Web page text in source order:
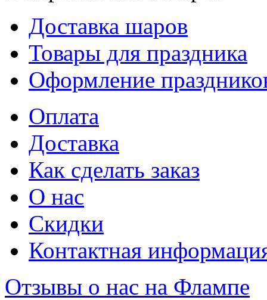
Доставка шаров
Товары для праздника
Оформление
Оплата
Доставка
Как сделать заказ
О нас
Скидки
Контактная
Отзывы о нас на Флампе